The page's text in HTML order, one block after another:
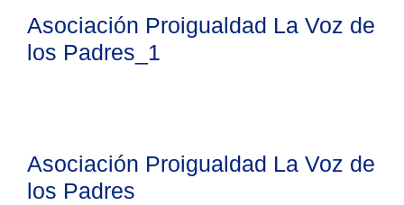
Asociación Proigualdad La Voz de
los Padres_1
Asociación Proigualdad La Voz de
los Padres